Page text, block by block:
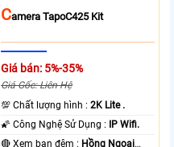
CAmera TapoC425 Kit
Giá bán: 5%-35%
Giá Gốc: Liên Hệ
💯 Chất lượng hình :2K Lite .
🌠 Công Nghệ Sử Dụng :
IP Wifi.
🔴 Xem ban đêm : Hồng Ngoại